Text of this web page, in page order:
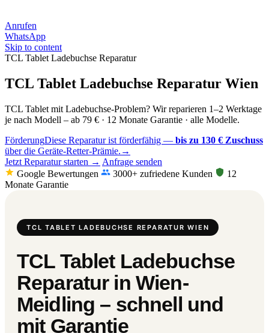
Anrufen
WhatsApp
Skip to content
TCL Tablet Ladebuchse Reparatur
TCL Tablet Ladebuchse Reparatur Wien
TCL Tablet mit Ladebuchse-Problem? Wir reparieren 1–2 Werktage
je nach Modell – ab 79 € · 12 Monate Garantie · alle Modelle.
FörderungDiese Reparatur ist förderfähig — bis zu 130 € Zuschuss
über die Geräte-Retter-Prämie. →
Jetzt Reparatur starten → Anfrage senden
Google Bewertungen
3000+ zufriedene Kunden
12
Monate Garantie
TCL TABLET LADEBUCHSE REPARATUR WIEN
TCL Tablet Ladebuchse
Reparatur in Wien-
Meidling – schnell und
mit Garantie